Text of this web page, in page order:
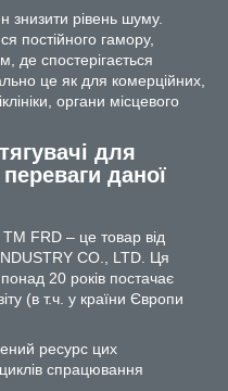
знизити рівень шуму.
постійного гамору,
де спостерігається
це як для комерційних,
органи місцевого
для
даної
ТМ FRD – це товар від
CO., LTD. Ця
20 років постачає
(в т.ч. у країни Європи
ресурс цих
спрацювання